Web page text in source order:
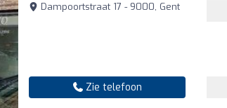
Dampoortstraat 17 - 9000, Gent
Zie telefoon